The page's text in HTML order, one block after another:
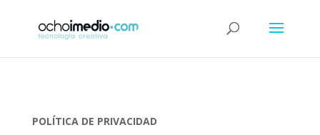
POLÍTICA DE PRIVACIDAD